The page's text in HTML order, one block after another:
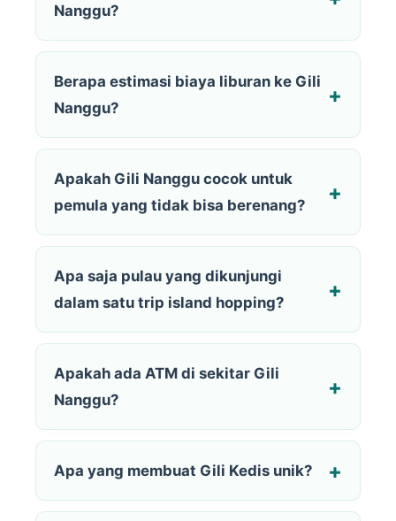
Nanggu?
Berapa estimasi biaya liburan ke Gili
Nanggu?
Apakah Gili Nanggu cocok untuk
pemula yang tidak bisa berenang?
Apa saja pulau yang dikunjungi
dalam satu trip island hopping?
Apakah ada ATM di sekitar Gili
Nanggu?
Apa yang membuat Gili Kedis unik?